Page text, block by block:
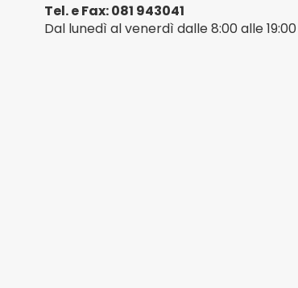
Tel. e Fax: 081 943041
Dal lunedì al venerdì dalle 8:00 alle 19:00